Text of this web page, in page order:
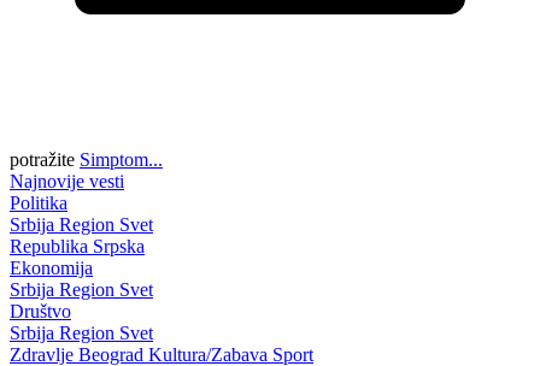
potražite Simptom...
Najnovije vesti
Politika
Srbija Region Svet
Republika Srpska
Ekonomija
Srbija Region Svet
Društvo
Srbija Region Svet
Zdravlje Beograd Kultura/Zabava Sport